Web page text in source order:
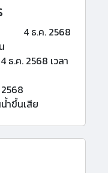
4 ธ.ค. 2568
ธ.ค. 2568 เวลา
ำขึ้นเสีย